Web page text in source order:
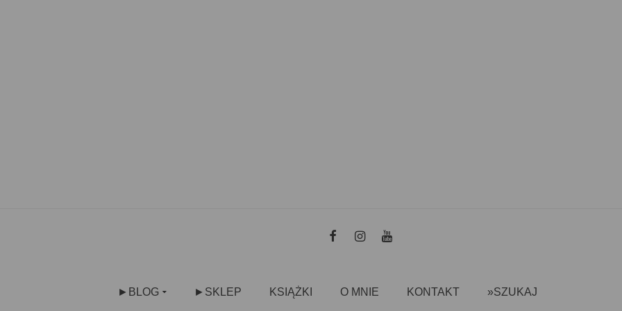
►BLOG ►SKLEP KSIĄŻKI O MNIE KONTAKT »SZUKAJ